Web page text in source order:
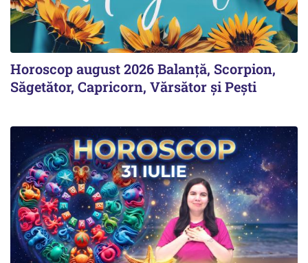
Horoscop august 2026 Balanță, Scorpion,
Săgetător, Capricorn, Vărsător și Pești